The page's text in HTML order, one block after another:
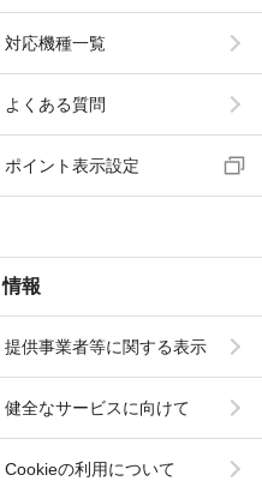
対応機種一覧
よくある質問
ポイント表示設定
報
提供事業者等に関する表示
健全なサービスに向けて
Cookieの利用について